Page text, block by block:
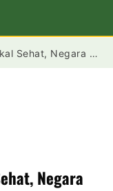
Tidak Akan Maju
Negara